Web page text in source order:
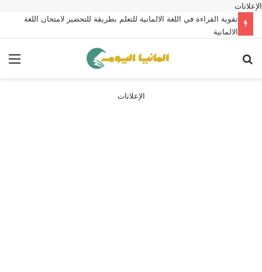
الإعلانات
تقوية القراءة في اللغة الالمانية للتعلم بطريقة للتحضير لامتحان اللغة
الالمانية
الإعلانات